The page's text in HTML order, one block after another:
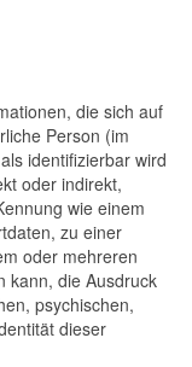
die sich auf
Person (im
identifizierbar wird
oder indirekt,
wie einem
zu einer
oder mehreren
kann, die Ausdruck
psychischen,
dieser